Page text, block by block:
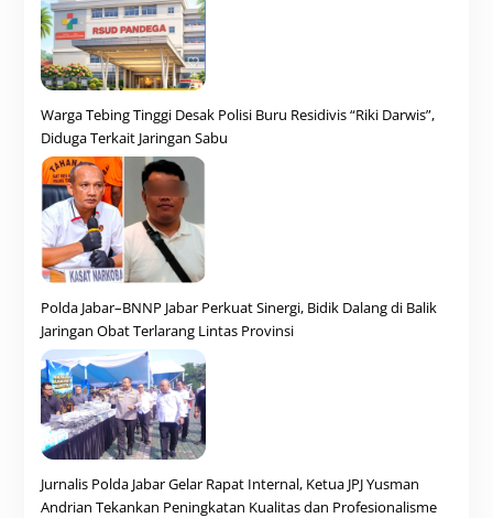
Warga Tebing Tinggi Desak Polisi Buru Residivis “Riki Darwis”,
Diduga Terkait Jaringan Sabu
Polda Jabar–BNNP Jabar Perkuat Sinergi, Bidik Dalang di Balik
Jaringan Obat Terlarang Lintas Provinsi
Jurnalis Polda Jabar Gelar Rapat Internal, Ketua JPJ Yusman
Andrian Tekankan Peningkatan Kualitas dan Profesionalisme